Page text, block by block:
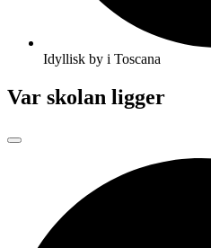
Idyllisk by i Toscana
Var skolan ligger